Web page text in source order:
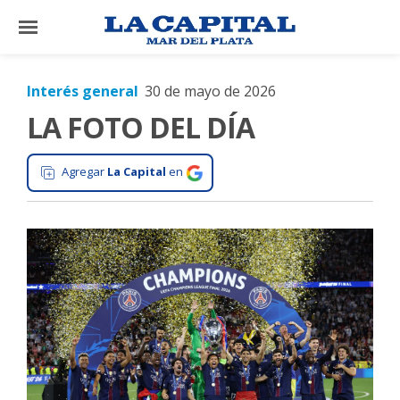
×
El
País
El
Mundo
La
Zona
Cultura
Tecnología
Gastronomía
Salud
Interés general 30 de mayo de 2026
LA FOTO DEL DÍA
Agregar La Capital en